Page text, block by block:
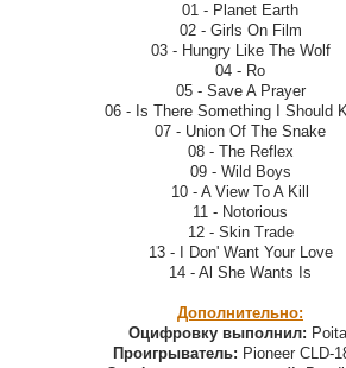
01 - Planet Earth
02 - Girls On Film
03 - Hungry Like The Wolf
04 - Ro
05 - Save A Prayer
06 - Is There Something I Should
07 - Union Of The Snake
08 - The Reflex
09 - Wild Boys
10 - A View To A Kill
11 - Notorious
12 - Skin Trade
13 - I Don' Want Your Love
14 - Al She Wants Is
Дополнительно:
Оцифровку выполнил:
Проигрыватель: Pioneer CLD-